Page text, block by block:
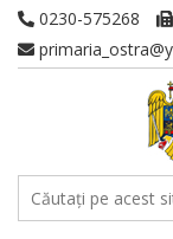
0230-575268